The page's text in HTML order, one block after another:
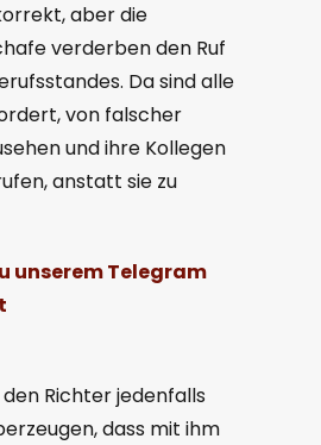
aber die
verderben den Ruf
Da sind alle
von falscher
und ihre Kollegen
anstatt sie zu
unserem Telegram
Richter jedenfalls
dass mit ihm